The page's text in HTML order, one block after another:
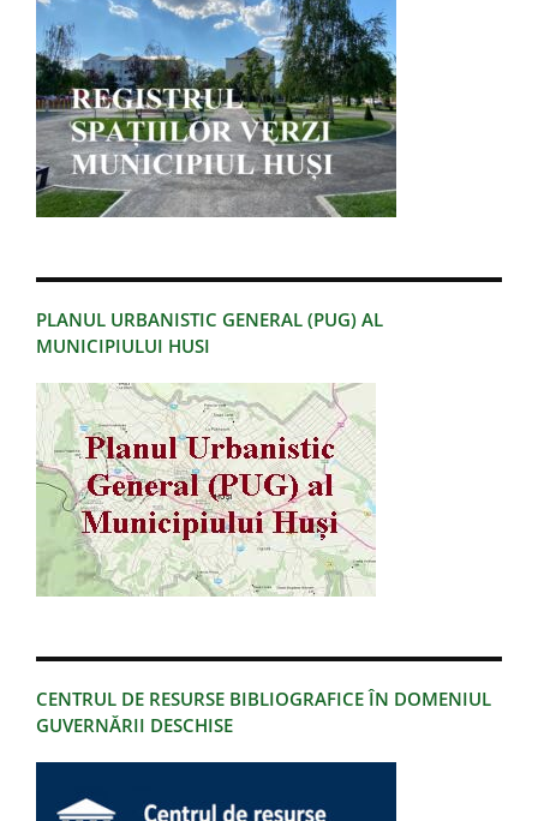
PLANUL URBANISTIC GENERAL (PUG) AL
MUNICIPIULUI HUSI
CENTRUL DE RESURSE BIBLIOGRAFICE ÎN DOMENIUL
GUVERNĂRII DESCHISE